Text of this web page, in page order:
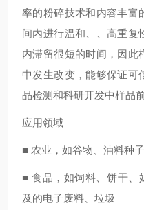
率的粉碎技术和内容丰富
间内进行温和、、高重复
内滞留很短的时间，因此
中发生改变，能够保证可
品检测和科研开发中样品
应用领域
■ 农业，如谷物、油料种
■ 食品，如饲料、饼干、
及的电子废料、垃圾